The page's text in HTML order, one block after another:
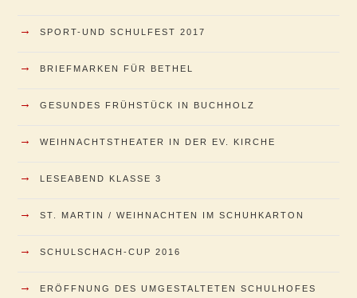
→ SPORT-UND SCHULFEST 2017
→ BRIEFMARKEN FÜR BETHEL
→ GESUNDES FRÜHSTÜCK IN BUCHHOLZ
→ WEIHNACHTSTHEATER IN DER EV. KIRCHE
→ LESEABEND KLASSE 3
→ ST. MARTIN / WEIHNACHTEN IM SCHUHKARTON
→ SCHULSCHACH-CUP 2016
→ ERÖFFNUNG DES UMGESTALTETEN SCHULHOFES